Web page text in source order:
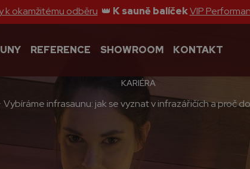
k okamžitému odběru 👑 K sauně balíčekVIP
REFERENCE SHOWROOM KONTAKT
KARIÉRA
Vybíráme infrasaunu: jak se vyznat v infrazářičích a proč